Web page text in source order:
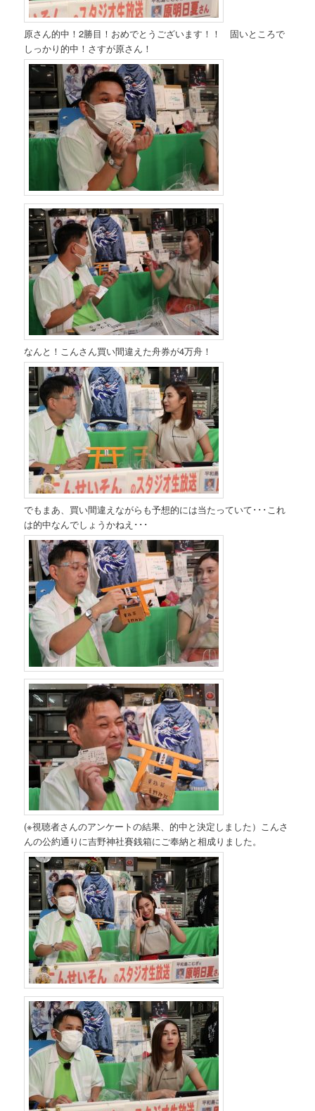
原さん的中！2勝目！おめでとうございます！！ 固いところで
しっかり的中！さすが原さん！
なんと！こんさん買い間違えた舟券が4万舟！
でもまあ、買い間違えながらも予想的には当たっていて･･･これ
は的中なんでしょうかねえ･･･
(※視聴者さんのアンケートの結果、的中と決定しました）こんさ
んの公約通りに吉野神社賽銭箱にご奉納と相成りました。